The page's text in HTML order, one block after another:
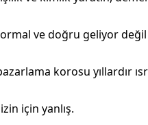
ve doğru geliyor
korosu yıllardır
için yanlış.